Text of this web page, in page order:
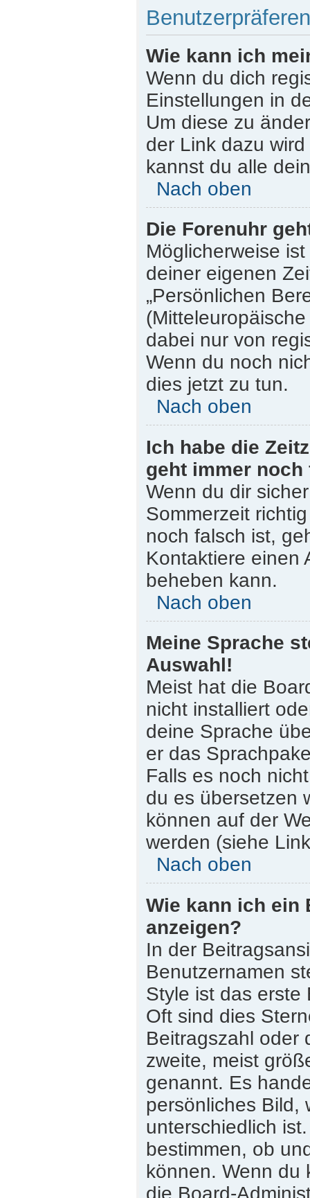
Wie kann ich
Wenn du dich
Einstellungen in
Um diese zu
der Link dazu
kannst du alle
Nach oben
Die Forenuhr
Möglicherweise
deiner eigenen
„Persönlichen
dabei nur von
Wenn du noch
dies jetzt zu tun.
Nach oben
Ich habe die
geht immer noch
Wenn du dir
Sommerzeit
noch falsch ist,
Kontaktiere einen
beheben kann.
Nach oben
Meine Sprache
Auswahl!
Meist hat die
nicht installiert
deine Sprache
er das
Falls es noch
du es übersetzen
können auf der
werden (siehe
Nach oben
Wie kann ich ein
anzeigen?
In der
Benutzernamen
Style ist das erste
Oft sind dies
Beitragszahl oder
zweite, meist
genannt. Es
persönliches Bild,
unterschiedlich
bestimmen, ob
können. Wenn du
die Board-